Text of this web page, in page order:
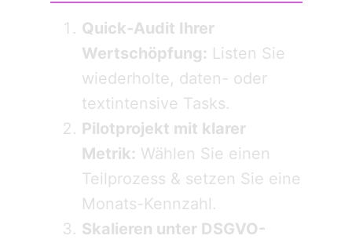
Quick-Audit Ihrer
Wertschöpfung: Listen Sie
wiederholte, daten- oder
textintensive Tasks.
Pilotprojekt mit klarer
Metrik: Wählen Sie einen
Teilprozess & setzen Sie eine
Monats-Kennzahl.
Skalieren unter DSGVO-